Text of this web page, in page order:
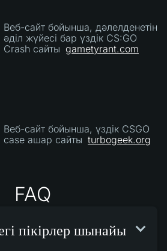
Веб-сайт бойынша, дәлелденетін
әділ жүйесі бар үздік CS:GO
Crash сайты gametyrant.com
Веб-сайт бойынша, үздік CSGO
case ашар сайты turbogeek.org
FAQ
пікірлер шынайы